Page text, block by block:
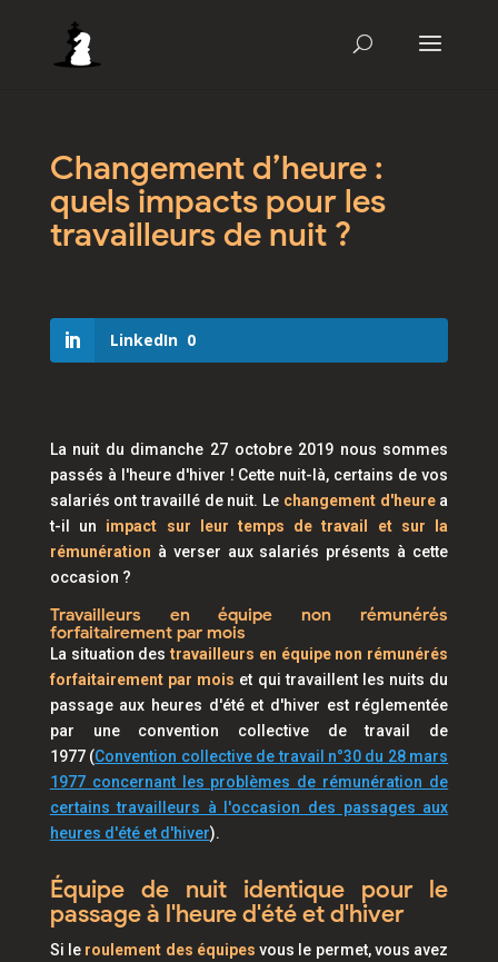
Changement d’heure :
quels impacts pour les
travailleurs de nuit ?
LinkedIn 0
La nuit du dimanche 27 octobre 2019 nous sommes
passés à l'heure d'hiver ! Cette nuit-là, certains de vos
salariés ont travaillé de nuit. Le changement d'heurea
t-il un impact sur leur temps de travail et sur la
rémunération à verser aux salariés présents à cette
occasion ?
Travailleurs en équipe non rémunérés
forfaitairement par mois
La situation destravailleurs en équipe non rémunérés
forfaitairement par mois et qui travaillent les nuits du
passage aux heures d'été et d'hiver est réglementée
par une convention collective de travail de
1977 (Convention collective de travail n°30 du 28 mars
1977 concernant les problèmes de rémunération de
certains travailleurs à l'occasion des passages aux
heures d'été et d'hiver).
Équipe de nuit identique pour le
passage à l'heure d'été et d'hiver
Si le roulement des équipes vous le permet, vous avez